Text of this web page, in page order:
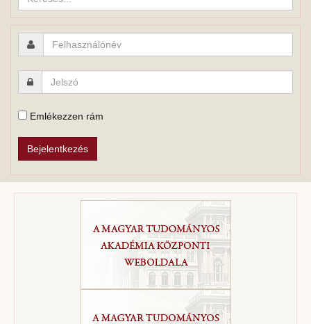
Emlékezzen rám